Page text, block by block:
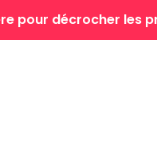
pour décrocher les